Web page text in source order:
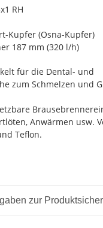
RH
Kupfer (Osna-Kupfer)
187 mm (320 l/h)
für die Dental- und
zum Schmelzen und
Anwärmen usw.
Teflon.
zur